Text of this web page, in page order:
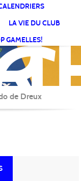
LA VIE DU CLUB
GAMELLES!
de Dreux